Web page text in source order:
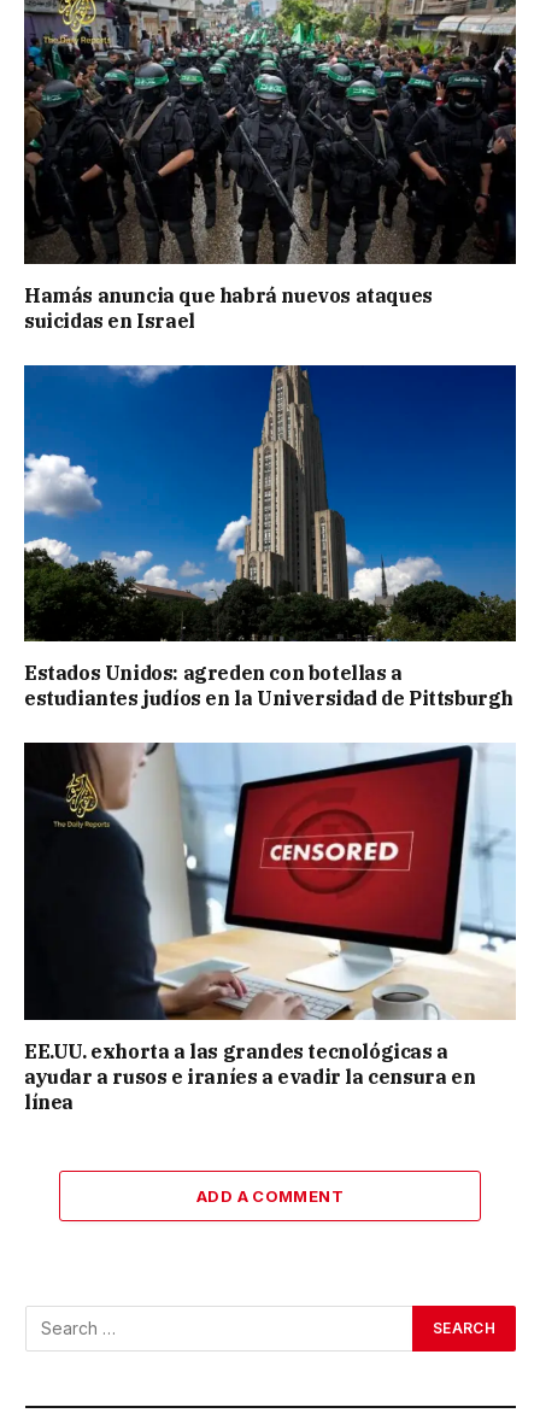
Hamás anuncia que habrá nuevos ataques
suicidas en Israel
Estados Unidos: agreden con botellas a
estudiantes judíos en la Universidad de Pittsburgh
EE.UU. exhorta a las grandes tecnológicas a
ayudar a rusos e iraníes a evadir la censura en
línea
ADD A COMMENT